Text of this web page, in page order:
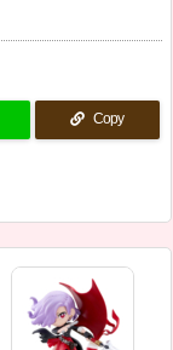
Copy